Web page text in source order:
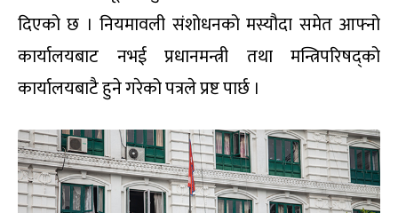
दिएको छ । नियमावली संशोधनको मस्यौदा समेत आफ्नो
कार्यालयबाट नभई प्रधानमन्त्री तथा मन्त्रिपरिषद्को
कार्यालयबाटै हुने गरेको पत्रले प्रष्ट पार्छ ।